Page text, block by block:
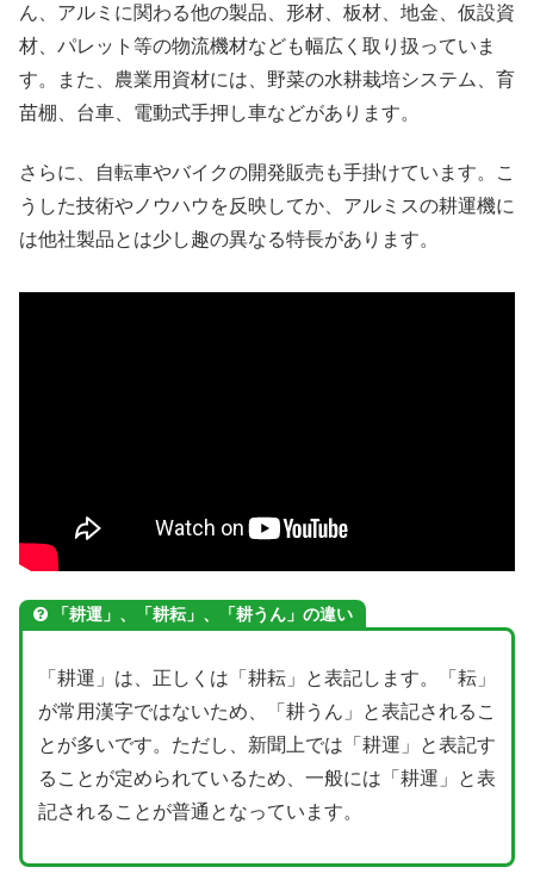
ん、アルミに関わる他の製品、形材、板材、地金、仮設資
材、パレット等の物流機材なども幅広く取り扱っていま
す。また、農業用資材には、野菜の水耕栽培システム、育
苗棚、台車、電動式手押し車などがあります。
さらに、自転車やバイクの開発販売も手掛けています。こ
うした技術やノウハウを反映してか、アルミスの耕運機に
は他社製品とは少し趣の異なる特長があります。
「耕運」、「耕耘」、「耕うん」の違い
「耕運」は、正しくは「耕耘」と表記します。「耘」
が常用漢字ではないため、「耕うん」と表記されるこ
とが多いです。ただし、新聞上では「耕運」と表記す
ることが定められているため、一般には「耕運」と表
記されることが普通となっています。